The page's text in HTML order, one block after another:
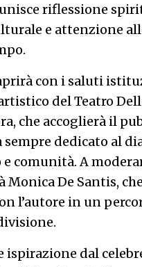
unisce riflessione
e attenzione
con i saluti
del Teatro
che accoglierà il
sempre dedicato al
comunità. A
Monica De Santis,
l’autore in un
ispirazione dal